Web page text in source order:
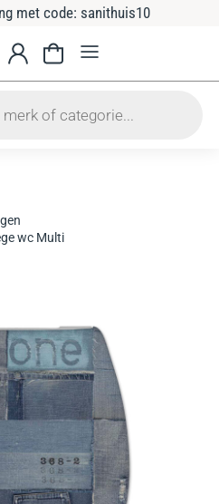
met code: sanithuis10
wc Multi